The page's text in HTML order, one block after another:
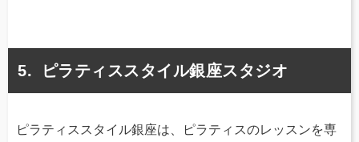
ピラティススタイル銀座スタジオ
ピラティススタイル銀座は、ピラティスのレッスンを専